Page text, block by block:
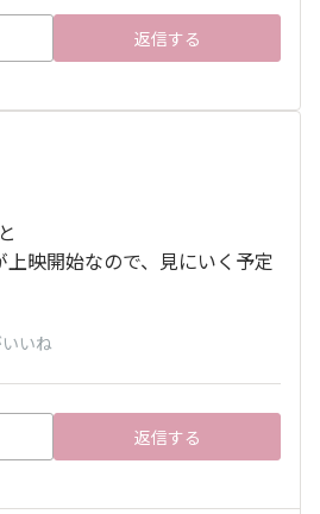
返信する
映開始なので、見にいく予定
いね
返信する